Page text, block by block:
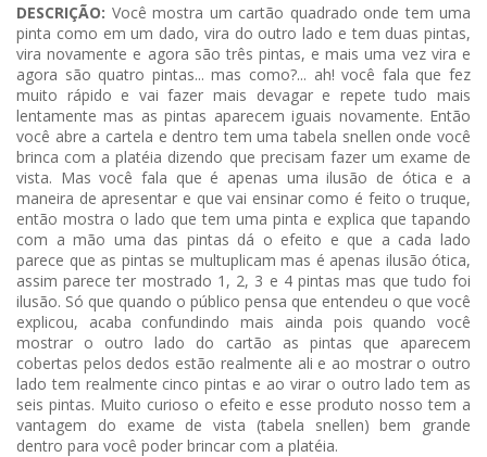
DESCRIÇÃO: Você mostra um cartão quadrado onde tem uma
pinta como em um dado, vira do outro lado e tem duas pintas,
vira novamente e agora são três pintas, e mais uma vez vira e
agora são quatro pintas... mas como?... ah! você fala que fez
muito rápido e vai fazer mais devagar e repete tudo mais
lentamente mas as pintas aparecem iguais novamente. Então
você abre a cartela e dentro tem umatabela snellen onde você
brinca com a platéia dizendo que precisam fazer um exame de
vista. Mas você fala que é apenas uma ilusão de ótica e a
maneira de apresentar e que vai ensinar como é feito o truque,
então mostra o lado que tem uma pinta e explica que tapando
com a mão uma das pintas dá o efeito e que a cada lado
parece que as pintas se multuplicam mas é apenas ilusão ótica,
assim parece ter mostrado 1, 2, 3 e 4 pintas mas que tudo foi
ilusão. Só que quando o público pensa que entendeu o que você
explicou, acaba confundindo mais ainda pois quando você
mostrar o outro lado do cartão as pintas que aparecem
cobertas pelos dedos estão realmente ali e ao mostrar o outro
lado tem realmente cinco pintas e ao virar o outro lado tem as
seis pintas. Muito curioso o efeito e esse produto nosso tem a
vantagem do exame de vista (tabela snellen) bem grande
dentro para você poder brincar com a platéia.